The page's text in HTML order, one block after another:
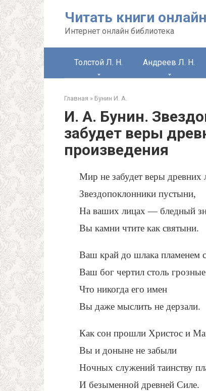
Читать книги
Интернет онлайн библиотека
Толстой Л. Н. Андреев Л. Н.
Главная » Бунин И. А.
И. А. Бунин.
забудет веры
произведения
Мир не забудет веры древних
Звездопоклонники пустыни,
На ваших лицах — бледный
Вы камни чтите как святыни.
Ваш край до шлака пламенем
Ваш бог чертил столь
Что никогда его имен
Вы даже мыслить не дерзали.
Как сон прошли Христос и
Вы и доныне не забыли
Ночных служений таинству
И безыменной древней Силе.